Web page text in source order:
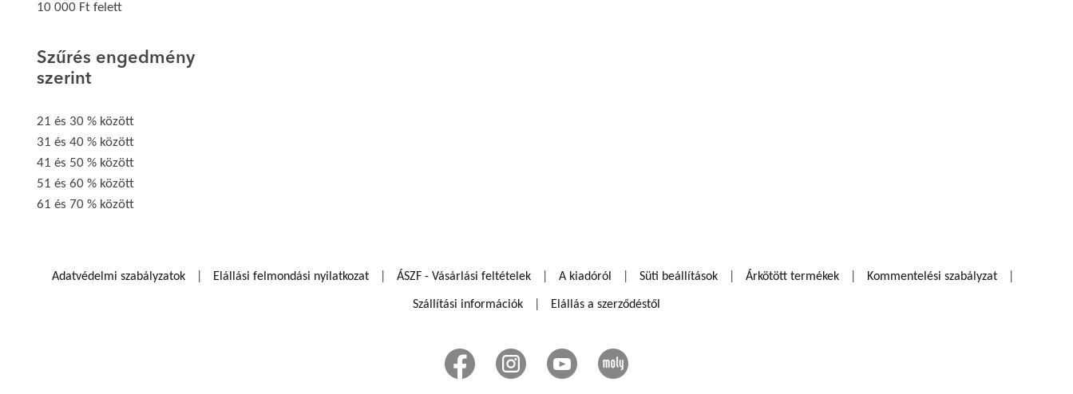
10 000 Ft felett
Szűrés engedmény
szerint
21 és 30 % között
31 és 40 % között
41 és 50 % között
51 és 60 % között
61 és 70 % között
Adatvédelmi szabályzatok Elállási felmondási nyilatkozat ÁSZF - Vásárlási feltételek A kiadóról Süti beállítások Árkötött termékek Kommentelési szabályzat
Szállítási információk Elállás a szerződéstől